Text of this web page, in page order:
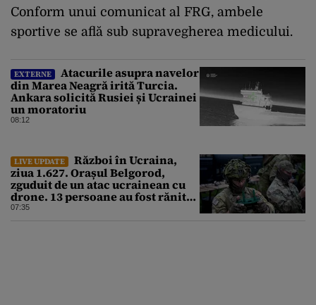
Conform unui comunicat al FRG, ambele
sportive se află sub supravegherea medicului.
EXTERNE
Atacurile asupra navelor
din Marea Neagră irită Turcia.
Ankara solicită Rusiei și Ucrainei
un moratoriu
08:12
LIVE UPDATE
Război în Ucraina,
ziua 1.627. Orașul Belgorod,
zguduit de un atac ucrainean cu
drone. 13 persoane au fost rănite
și mai multe clădiri, incendiate
07:35